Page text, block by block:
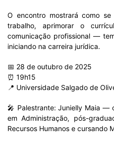
O encontro mostrará como
trabalho, aprimorar o
comunicação profissional —
iniciando na carreira jurídica.
📅 28 de outubro de 2025
⏰ 19h15
📍 Universidade Salgado de
🎤 Palestrante: Junielly Maia —
em Administração, pós-
Recursos Humanos e cursando